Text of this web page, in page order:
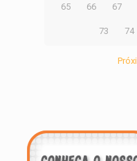
65 66 67
73 74